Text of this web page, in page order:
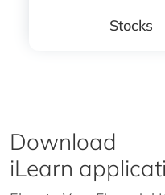
Stocks
Download
iLearn